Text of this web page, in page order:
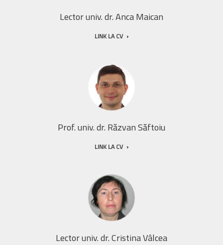
Lector univ. dr. Anca Maican
LINK LA CV
Prof. univ. dr. Răzvan Săftoiu
LINK LA CV
Lector univ. dr. Cristina Vâlcea